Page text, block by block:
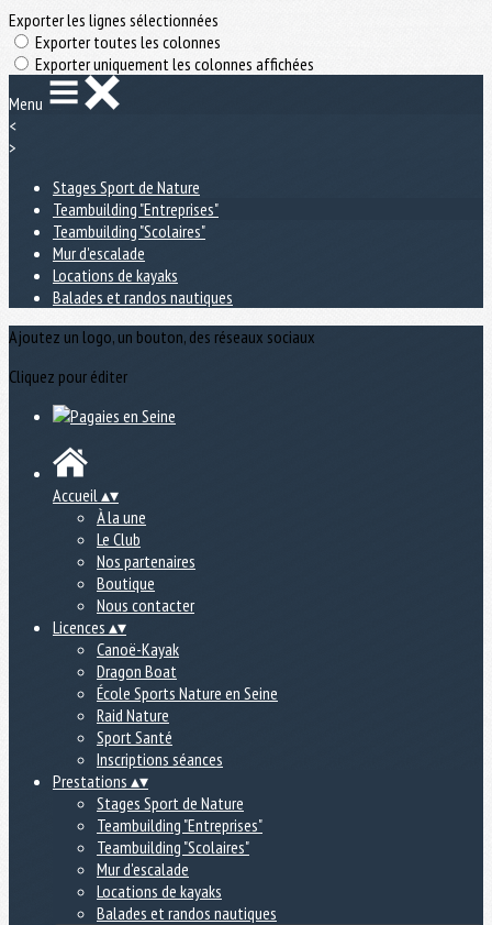
Exporter les lignes sélectionnées
Exporter toutes les colonnes
Exporter uniquement les colonnes affichées
Menu
<
>
Stages Sport de Nature
Teambuilding "Entreprises"
Teambuilding "Scolaires"
Mur d'escalade
Locations de kayaks
Balades et randos nautiques
Ajoutez un logo, un bouton, des réseaux sociaux
Cliquez pour éditer
Accueil▴▾
À la une
Le Club
Nos partenaires
Boutique
Nous contacter
Licences ▴▾
Canoë-Kayak
Dragon Boat
École Sports Nature en Seine
Raid Nature
Sport Santé
Inscriptions séances
Prestations ▴▾
Stages Sport de Nature
Teambuilding "Entreprises"
Teambuilding "Scolaires"
Mur d'escalade
Locations de kayaks
Balades et randos nautiques